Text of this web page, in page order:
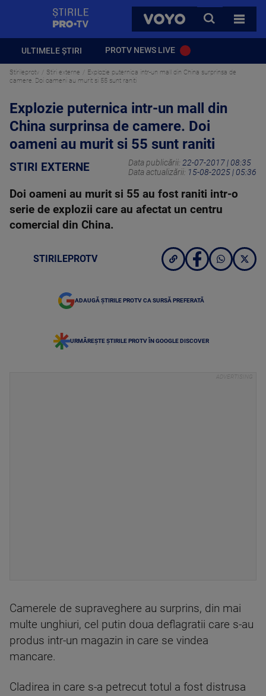
VOYO
CAUTA
TOATE
ULTIMELE ȘTIRI PROTV NEWS LIVE
Stirileprotv Stiri externe
Explozie puternica intr-un mall din China surprinsa de
camere. Doi oameni au murit si 55 sunt raniti
Explozie puternica intr-un mall din
China surprinsa de camere. Doi
oameni au murit si 55 sunt raniti
STIRI EXTERNE Data publicării: 22-07-2017 | 08:35
Data actualizării: 15-08-2025 | 05:36
Doi oameni au murit si 55 au fost raniti intr-o
serie de explozii care au afectat un centru
comercial din China.
STIRILEPROTV
ADAUGĂ ȘTIRILE PROTV CA SURSĂ PREFERATĂ
URMĂREȘTE ȘTIRILE PROTV ÎN GOOGLE DISCOVER
Camerele de supraveghere au surprins, din mai
multe unghiuri, cel putin doua deflagratii care s-au
produs intr-un magazin in care se vindea
mancare.
Cladirea in care s-a petrecut totul a fost distrusa